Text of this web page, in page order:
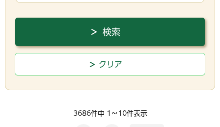
3686件中 1～10件表示